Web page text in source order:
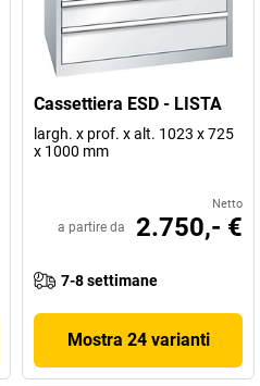
Cassettiera ESD - LISTA
largh. x prof. x alt. 1023 x 725
x 1000 mm
Netto
a partire da 2.750,- €
7-8 settimane
Mostra 24 varianti